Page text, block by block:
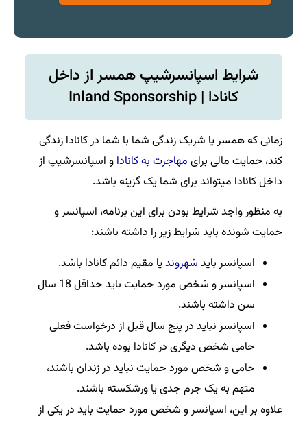
شرایط اسپانسرشیپ همسر از داخل
کانادا | Inland Sponsorship
زمانی که همسر یا شریک زندگی شما با شما در کانادا زندگی
کند، حمایت مالی برای مهاجرت به کانادا و اسپانسرشیپ از
داخل کانادا میتواند برای شما یک گزینه باشد.
به منظور واجد شرایط بودن برای این برنامه، اسپانسر و
حمایت شونده باید شرایط زیر را داشته باشند:
اسپانسر باید شهروندیا مقیم دائم کانادا باشد.
اسپانسر و شخص مورد حمایت باید حداقل 18 سال
سن داشته باشند.
اسپانسر نباید در پنج سال قبل از درخواست فعلی
حامی شخص دیگری در کانادا بوده باشد.
حامی و شخص مورد حمایت نباید در زندان باشند،
متهم به یک جرم جدی یا ورشکسته باشند.
علاوه بر این، اسپانسر و شخص مورد حمایت باید در یکی از